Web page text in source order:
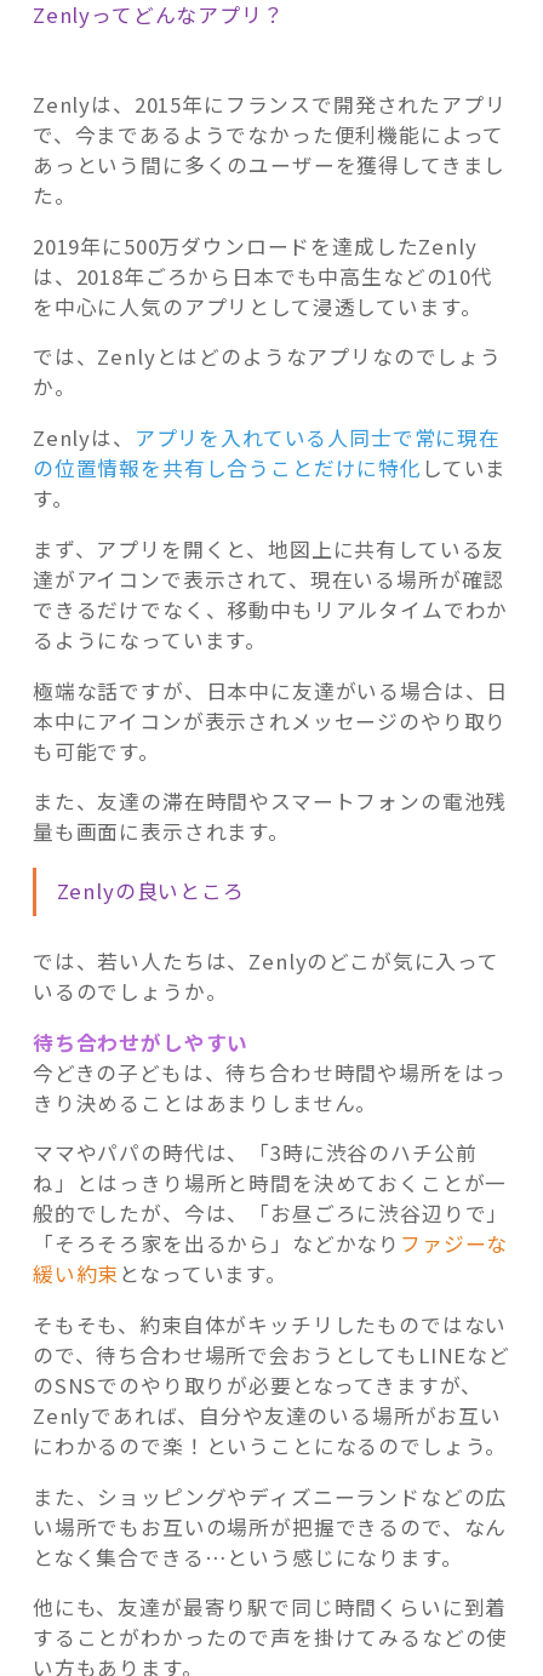
Zenlyってどんなアプリ？
Zenlyは、2015年にフランスで開発されたアプリ
で、今まであるようでなかった便利機能によって
あっという間に多くのユーザーを獲得してきまし
た。
2019年に500万ダウンロードを達成したZenly
は、2018年ごろから日本でも中高生などの10代
を中心に人気のアプリとして浸透しています。
では、Zenlyとはどのようなアプリなのでしょう
か。
Zenlyは、 アプリを入れている人同士で常に現在
の位置情報を共有し合うことだけに特化 していま
す。
まず、アプリを開くと、地図上に共有している友
達がアイコンで表示されて、現在いる場所が確認
できるだけでなく、移動中もリアルタイムでわか
るようになっています。
極端な話ですが、日本中に友達がいる場合は、日
本中にアイコンが表示されメッセージのやり取り
も可能です。
また、友達の滞在時間やスマートフォンの電池残
量も画面に表示されます。
Zenlyの良いところ
では、若い人たちは、Zenlyのどこが気に入って
いるのでしょうか。
待ち合わせがしやすい
今どきの子どもは、待ち合わせ時間や場所をはっ
きり決めることはあまりしません。
ママやパパの時代は、「3時に渋谷のハチ公前
ね」とはっきり場所と時間を決めておくことが一
般的でしたが、今は、「お昼ごろに渋谷辺りで」
「そろそろ家を出るから」などかなり ファジーな
緩い約束 となっています。
そもそも、約束自体がキッチリしたものではない
ので、待ち合わせ場所で会おうとしてもLINEなど
のSNSでのやり取りが必要となってきますが、
Zenlyであれば、自分や友達のいる場所がお互い
にわかるので楽！ということになるのでしょう。
また、ショッピングやディズニーランドなどの広
い場所でもお互いの場所が把握できるので、なん
となく集合できる…という感じになります。
他にも、友達が最寄り駅で同じ時間くらいに到着
することがわかったので声を掛けてみるなどの使
い方もあります。